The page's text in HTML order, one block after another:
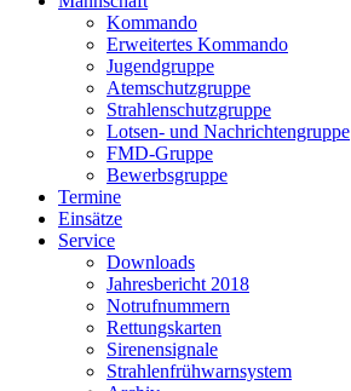
Kommando
Erweitertes Kommando
Jugendgruppe
Atemschutzgruppe
Strahlenschutzgruppe
Lotsen- und Nachrichtengruppe
FMD-Gruppe
Bewerbsgruppe
Termine
Einsätze
Service
Downloads
Jahresbericht 2018
Notrufnummern
Rettungskarten
Sirenensignale
Strahlenfrühwarnsystem